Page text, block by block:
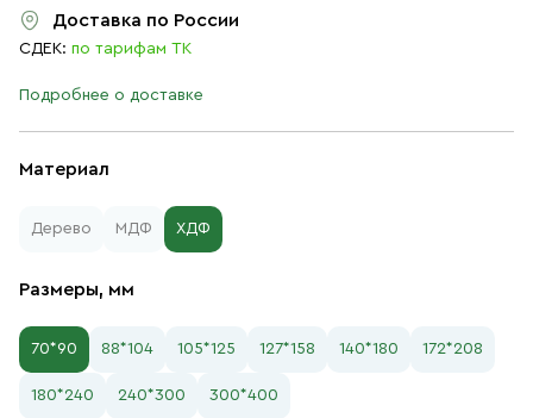
Материал
Дерево МДФ ХДФ
Размеры, мм
70*90 88*104 105*125 127*158 140*180 172*208
180*240 240*300 300*400
Доставка по России
СДЕК: по тарифам ТК
Подробнее о доставке